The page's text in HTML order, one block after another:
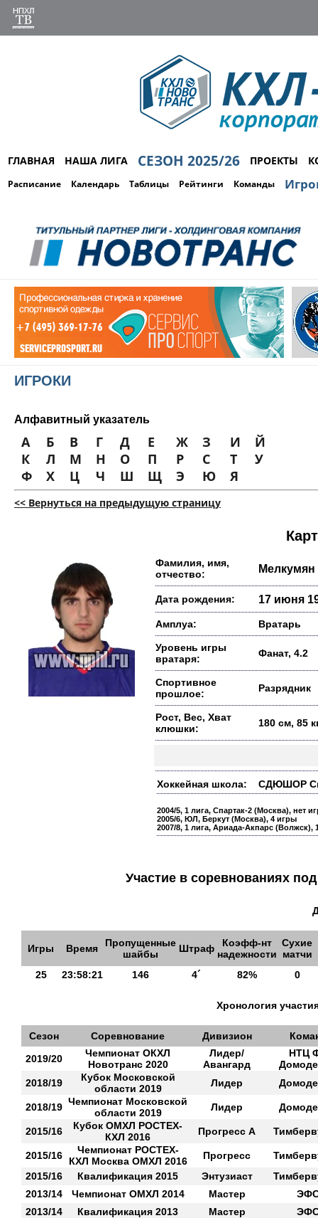
ГЛАВНАЯ НАША ЛИГА СЕЗОН 2025/26 ПРОЕКТЫ
Расписание Календарь Таблицы Рейтинги Команды
ИГРОКИ
Алфавитный указатель
А Б В Г Д Е Ж З И
Й
К
Л М Н О П Р С Т
У
Ф
Х Ц Ч Ш Щ Э Ю Я
<< Вернуться на предыдущую страницу
Фамилия, имя,
отчество:
Дата рождения: 17 июня
Амплуа: Вратарь
Уровень игры
вратаря:
Фанат, 4.2
Спортивное
прошлое:
Разрядник
Рост, Вес, Хват
клюшки:
180 см, 85
Хоккейная школа: СДЮШОР
2004/5, 1 лига, Спартак-2 (Москва), нет
2005/6, ЮЛ, Беркут (Москва), 4 игры
2007/8, 1 лига, Ариада-Акпарс (Волжск),
Участие в соревнованиях
Игры Время
Пропущенные
шайбы
Штраф
Коэфф-нт
надежности
Сухие
матчи
25
23:58:21 146 4´ 82% 0
Хронология
Сезон Соревнование Дивизион
2019/20
Чемпионат ОКХЛ
Новотранс 2020
Лидер/
Авангард
НТЦ
2018/19
Кубок Московской
области 2019
Лидер
2018/19 Чемпионат Московской
области 2019
Лидер
2015/16
Кубок ОМХЛ РОСТЕХ-
КХЛ 2016
Прогресс А
2015/16
Чемпионат РОСТЕХ-
КХЛ Москва ОМХЛ 2016
Прогресс
2015/16
Квалификация 2015 Энтузиаст
2013/14
Чемпионат ОМХЛ 2014 Мастер
2013/14
Квалификация 2013 Мастер